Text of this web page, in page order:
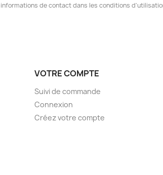
informations de contact dans les conditions
VOTRE COMPTE
Suivi de commande
Connexion
Créez votre compte